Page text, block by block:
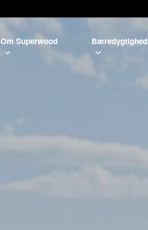
Om Superwood Bæredygtighed